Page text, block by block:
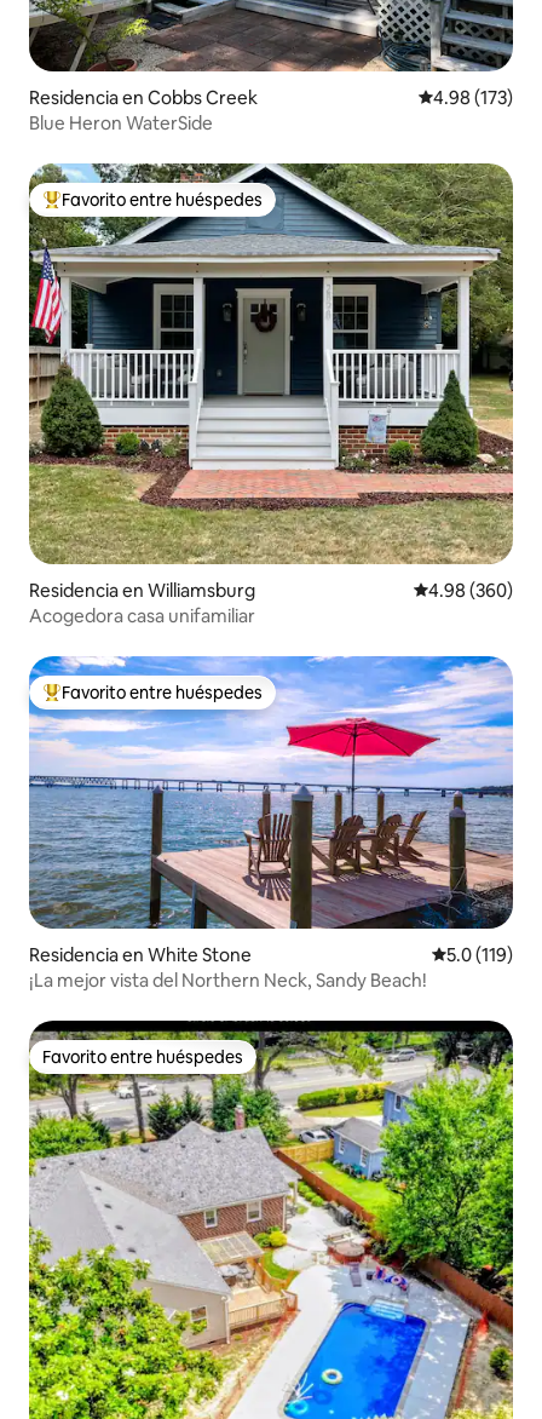
Residencia en Cobbs Creek Calificación
4.98 (173)
Blue Heron WaterSide
De los mejores en Favorito entre huéspedes
Favorito entre huéspedes
Residencia en Williamsburg Calificación
4.98 (360)
Acogedora casa unifamiliar
De los mejores en Favorito entre huéspedes
Favorito entre huéspedes
Residencia en White Stone Calificación
5.0 (119)
¡La mejor vista del Northern Neck, Sandy Beach!
Favorito entre huéspedes
Favorito entre huéspedes